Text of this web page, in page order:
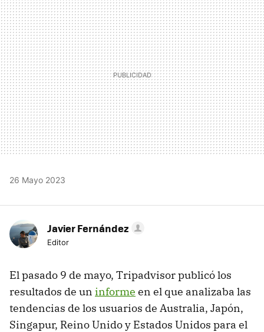
MAIL
26 Mayo 2023
Javier Fernández
Editor
El pasado 9 de mayo, Tripadvisor publicó los
resultados de un informe en el que analizaba las
tendencias de los usuarios de Australia, Japón,
Singapur, Reino Unido y Estados Unidos para el